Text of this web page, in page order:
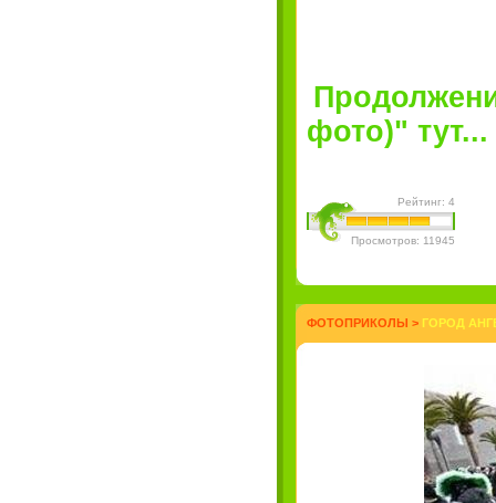
фото)" тут...
Рейтинг: 4
Просмотров: 11945
ФОТОПРИКОЛЫ > ГОРОД